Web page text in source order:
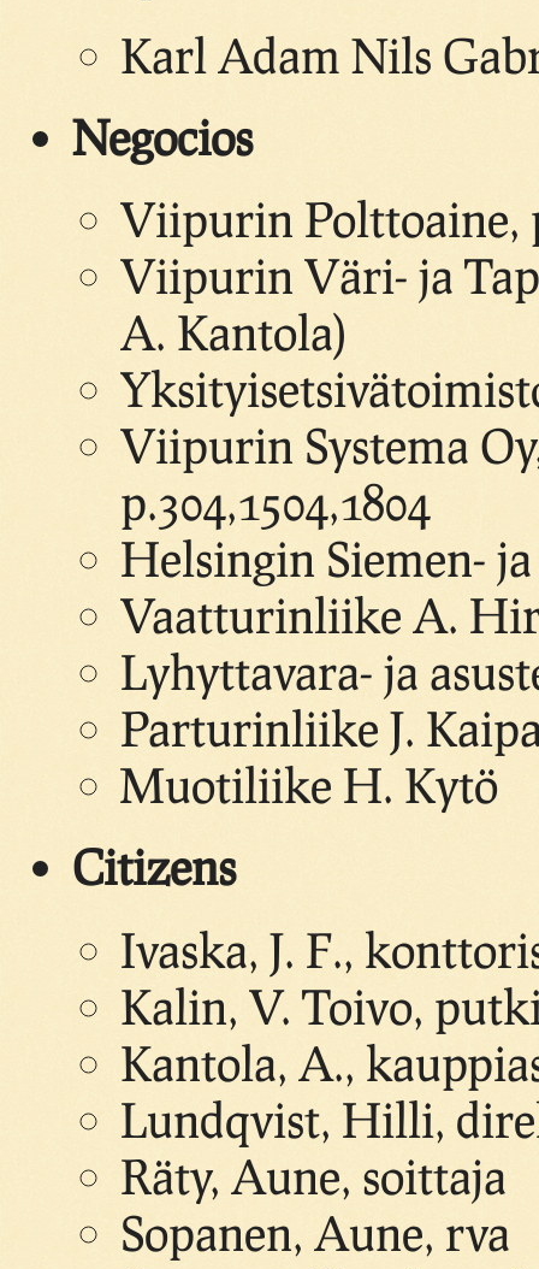
Karl Adam Nils
Negocios
Viipurin Polttoaine,
Viipurin Väri- ja
A. Kantola)
Viipurin Systema
p.304,1504,1804
Helsingin Siemen-
Vaatturinliike A.
Lyhyttavara- ja
Parturinliike J.
Muotiliike H. Kytö
Citizens
Ivaska, J. F.,
Kalin, V. Toivo,
Kantola, A.,
Lundqvist, Hilli,
Räty, Aune, soittaja
Sopanen, Aune, rva